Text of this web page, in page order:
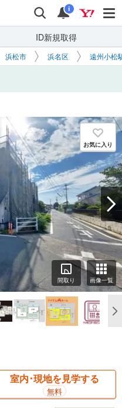
検索 通知
i
ID新規取得
浜松市 浜名区 遠州小松
お気に入り
間取り 画像一覧
室内･現地を見学する
無料